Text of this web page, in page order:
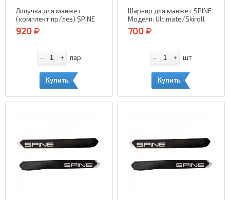
Липучка для манжет
(комплект пр/лев) SPINE
Моделей: Concept
Skate/Polaris/Combi
920
- + пар
Купить
Шарнир для манжет SPINE
Модели: Ultimate/Skiroll
700
- + шт
Купить